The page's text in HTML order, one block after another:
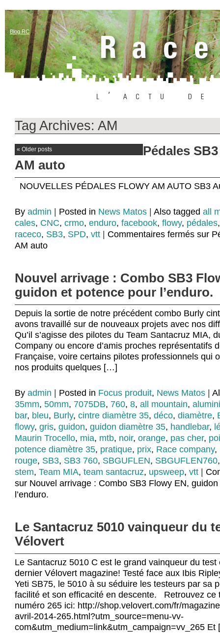
Blog RC
Tag Archives: AM
« Older posts
Pédales
AM auto
NOUVELLES PÉDALES FLOWY AM AUTO SB3
By admin Posted in News Matos Also tagged all
cales, CNC, crmo, enduro, facebook, flowy, pédales
raceco, SB3, SPD, vtt Commentaires fermés sur
AM auto
Nouvel arrivage : Combo SB3
guidon et potence pour l’enduro.
Depuis la sortie de notre précédent combo Burly
avons travaillé sur de nouveaux projets avec nos
Qu’il s’agisse des pilotes du Team Santacruz MIA,
Company ou encore d’amis proches représentatifs
Française, voire certains pilotes professionnels qui
nos produits quelques […]
By admin Posted in Focus produit, News Matos
35mm, 50mm, 7075DB, 760, 8, all mountain,
bar, bleu, Burly, cintre diamètre 35, déco, diamètre,
flowy, gris, guidon, guidon diamètre 35, handlebar,
Maurin Trocello, mia, mtb, noir, orange, pas cher,
potence diamètre 35, pratique, prix, Race company,
rouge, SB3, SB3 760, SBGUFLEN, SBGUFLEN760
stem, Team MIA, team santacruz, upsweep, vtt
sur Nouvel arrivage : Combo SB3 Flowy EN,
l’enduro.
Le Santacruz 5010 vainqueur du
Vélovert
Le Santacruz 5010 C est le grand vainqueur du
dernier Vélovert magazine! Testé face aux Ibis
Yeti SB75, le 5010 à su séduire les testeurs par sa
facilité et son efficacité en descente. Retrouvez ce
numéro 265 ici: http://shop.velovert.com/fr/
avril-2014-265.html?utm_source=menu-vv-
com&utm_medium=link&utm_campaign=vv_265